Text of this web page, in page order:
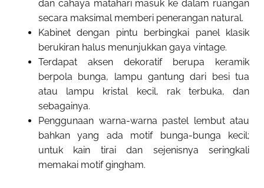
dan cahaya matahari masuk ke dalam ruangan
secara maksimal memberi penerangan natural.
Kabinet dengan pintu berbingkai panel klasik
berukiran halus menunjukkan gaya vintage.
Terdapat aksen dekoratif berupa keramik
berpola bunga, lampu gantung dari besi tua
atau lampu kristal kecil, rak terbuka, dan
sebagainya.
Penggunaan warna-warna pastel lembut atau
bahkan yang ada motif bunga-bunga kecil;
untuk kain tirai dan sejenisnya seringkali
memakai motif gingham.